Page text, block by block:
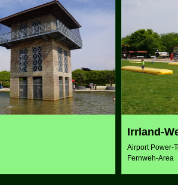
Irrland-
Airport Power-
Fernweh-Area